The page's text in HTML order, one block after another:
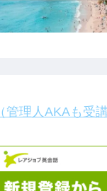
（管理人AKAも受